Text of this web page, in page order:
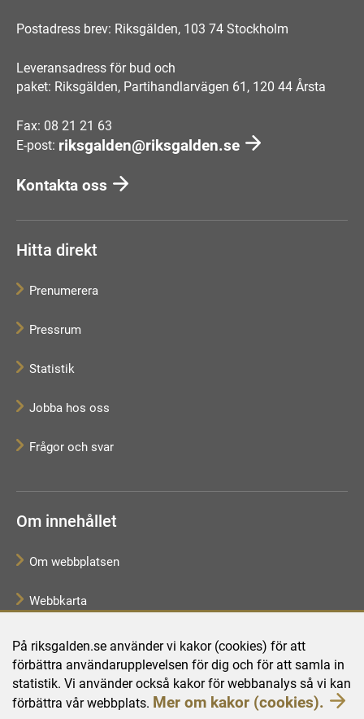
På riksgalden.se använder vi kakor (cookies) för att
förbättra användarupplevelsen för dig och för att samla in
statistik. Vi använder också kakor för webbanalys så vi kan
förbättra vår webbplats. Mer om kakor (cookies).
Postadress brev: Riksgälden, 103 74 Stockholm
Leveransadress för bud och
paket: Riksgälden, Partihandlarvägen 61, 120 44 Årsta
Fax: 08 21 21 63
E-post: riksgalden@riksgalden.se
Kontakta oss
Hitta direkt
Prenumerera
Pressrum
Statistik
Jobba hos oss
Frågor och svar
Om innehållet
Om webbplatsen
Webbkarta
Tillgänglighetsredogörelse
Behandling av personuppgifter